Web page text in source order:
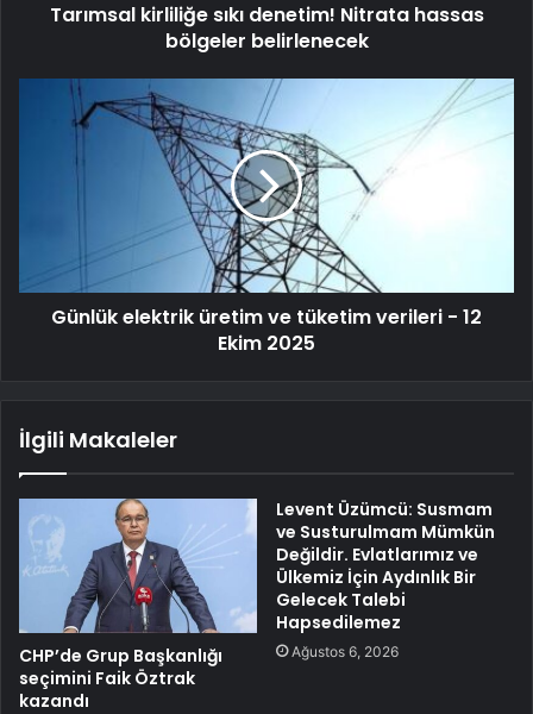
Tarımsal kirliliğe sıkı denetim! Nitrata hassas
bölgeler belirlenecek
Günlük elektrik üretim ve tüketim verileri - 12
Ekim 2025
İlgili Makaleler
CHP’de Grup Başkanlığı
seçimini Faik Öztrak
kazandı
Levent Üzümcü: Susmam
ve Susturulmam Mümkün
Değildir. Evlatlarımız ve
Ülkemiz İçin Aydınlık Bir
Gelecek Talebi
Hapsedilemez
Ağustos 6, 2026